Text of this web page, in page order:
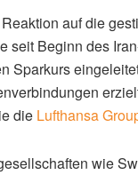
auf die
seit Beginn des
Sparkurs
die Lufthansa
wie